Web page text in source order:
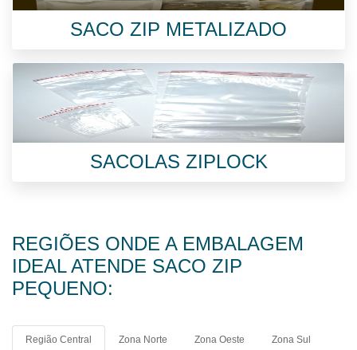
SACO ZIP METALIZADO
SACOLAS ZIPLOCK
REGIÕES ONDE A EMBALAGEM
IDEAL ATENDE SACO ZIP
PEQUENO:
Região Central Zona Norte Zona Oeste Zona Sul